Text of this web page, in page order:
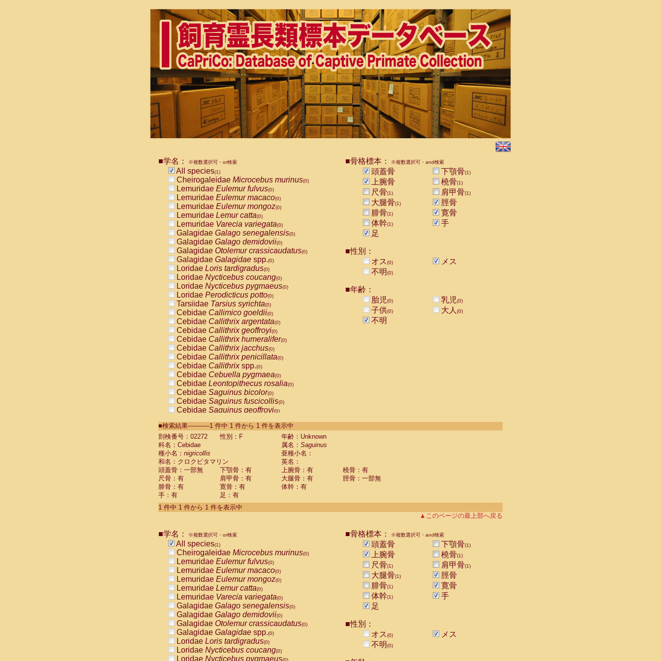
■学名： ※複数選択可・or検索
All species(1)
Cheirogaleidae Microcebus murinus(0)
Lemuridae Eulemur fulvus(0)
Lemuridae Eulemur macaco(0)
Lemuridae Eulemur mongoz(0)
Lemuridae Lemur catta(0)
Lemuridae Varecia variegata(0)
Galagidae Galago senegalensis(0)
Galagidae Galago demidovii(0)
Galagidae Otolemur crassicaudatus(0)
Galagidae Galagidae spp.(0)
Loridae Loris tardigradus(0)
Loridae Nycticebus coucang(0)
Loridae Nycticebus pygmaeus(0)
Loridae Perodicticus potto(0)
Tarsiidae Tarsius syrichta(0)
Cebidae Callimico goeldii(0)
Cebidae Callithrix argentata(0)
Cebidae Callithrix geoffroyi(0)
Cebidae Callithrix humeralifer(0)
Cebidae Callithrix jacchus(0)
Cebidae Callithrix penicillata(0)
Cebidae Callithrixspp.(0)
Cebidae Cebuella pygmaea(0)
Cebidae Leontopithecus rosalia(0)
Cebidae Saguinus bicolor(0)
Cebidae Saguinus fuscicollis(0)
Cebidae Saguinus geoffroyi(0)
CebidaeSaguinus labiatus(0)
Cebidae Saguinus leucopus (0)
Cebidae
CebidaeSaguinus mystax
CebidaeSaguinus nigricollis (1)
Cebidae Saguinus oedipus
Cebidae Saguinus weddelli
Cebidae Saguinusspp.
Cebidae Aotus trivirgatus
Cebidae Cebus albifrons
CebidaeCebus nigrivittatus
CebidaeCebus
CebidaeSaimiri boliviensis(0)
CebidaeSaimiri sciureus(0)
AtelidaeAlouatta caraya(0)
AtelidaeAlouatta fusca(0)
AtelidaeAlouatta seniculus
AtelidaeAlouattaspp.(0)
AtelidaeAteles belzebuth(0)
AtelidaeAteles geoffroyi(0)
AtelidaeAteles paniscus(0)
AtelidaeAtelesspp.(0)
Atelidae Lagothrix lagothricha
AtelidaeLagothrix lagothricha cana
PitheciidaeCacajao calvus rubicundus
■骨格標本： ※複数選択可・and検索
頭蓋骨 下顎骨(1)
上腕骨 橈骨(1)
尺骨(1) 肩甲骨(1)
大腿骨(1)
脛骨
腓骨(1)
寛骨
体幹(1)
手
足
■性別：
オス(0)
メス
不明(0)
■年齢：
胎児(0) 乳児(0)
子供(0) 大人 (0)
不明
■検索結果-----------1 件中 1 件から 1 件を表示中
剖検番号：02272
性別：F
年齢：Unknown
科名：Cebidae
属名： Saguinus
種小名： nigricollis
亜種小名：
和名：クロクビタマリン
英名：
頭蓋骨：一部無
下顎骨：有 上腕骨：有
橈骨：有
尺骨：有
肩甲骨：有 大腿骨：有
脛骨：一部無
腓骨：有
寛骨：有
体幹：有
手：有
足：有
1 件中 1 件から 1 件を表示中
▲このページの最上部へ戻る
■学名： ※複数選択可・or検索
All species(1)
Cheirogaleidae Microcebus murinus(0)
Lemuridae Eulemur fulvus(0)
Lemuridae Eulemur macaco(0)
Lemuridae Eulemur mongoz(0)
Lemuridae Lemur catta(0)
Lemuridae Varecia variegata(0)
Galagidae Galago senegalensis(0)
Galagidae Galago demidovii(0)
Galagidae Otolemur crassicaudatus(0)
Galagidae Galagidae spp.(0)
Loridae Loris tardigradus(0)
Loridae Nycticebus coucang(0)
Loridae Nycticebus pygmaeus(0)
■骨格標本： ※複数選択可・and検索
頭蓋骨 下顎骨(1)
上腕骨 橈骨(1)
尺骨(1) 肩甲骨(1)
大腿骨(1)
脛骨
腓骨(1)
寛骨
体幹(1)
手
足
■性別：
オス(0)
メス
不明(0)